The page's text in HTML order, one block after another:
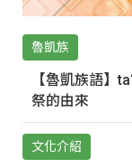
魯凱族
【魯凱族語】
祭的由來
文化介紹